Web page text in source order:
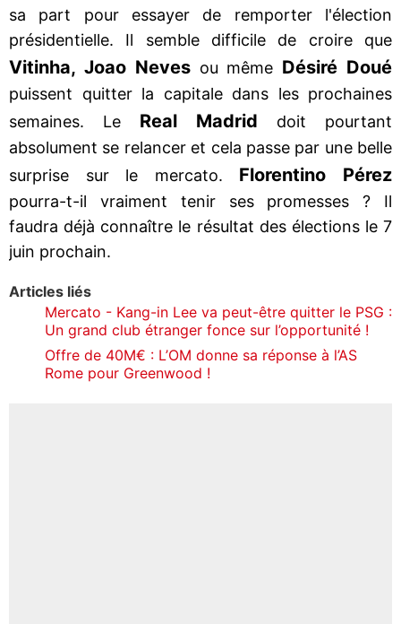
sa part pour essayer de remporter l'élection
présidentielle. Il semble difficile de croire que
Vitinha, Joao Nevesou même Désiré Doué
puissent quitter la capitale dans les prochaines
semaines. Le Real Madrid doit pourtant
absolument se relancer et cela passe par une belle
surprise sur le mercato.
Florentino Pérez
pourra-t-il vraiment tenir ses promesses ? Il
faudra déjà connaître le résultat des élections le 7
juin prochain.
Articles liés
Mercato - Kang-in Lee va peut-être quitter le PSG :
Un grand club étranger fonce sur l’opportunité !
Offre de 40M€ : L’OM donne sa réponse à l’AS
Rome pour Greenwood !